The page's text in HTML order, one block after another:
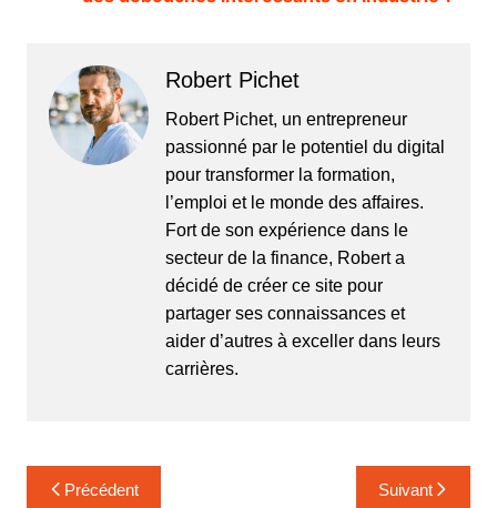
Robert Pichet
Robert Pichet, un entrepreneur
passionné par le potentiel du digital
pour transformer la formation,
l’emploi et le monde des affaires.
Fort de son expérience dans le
secteur de la finance, Robert a
décidé de créer ce site pour
partager ses connaissances et
aider d’autres à exceller dans leurs
carrières.
Navigation
Précédent Suivant